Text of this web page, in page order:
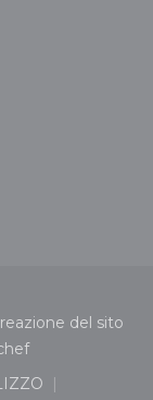
una nuova
((apre una
del sito
((apre una
una nuova